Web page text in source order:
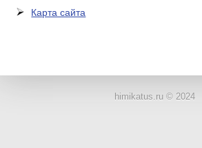
Карта сайта
himikatus.ru © 2024